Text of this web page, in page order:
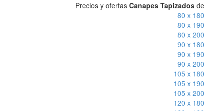
Precios y ofertas Canapes Tapizados de
80 x 180
80 x 190
80 x 200
90 x 180
90 x 190
90 x 200
105 x 180
105 x 190
105 x 200
120 x 180